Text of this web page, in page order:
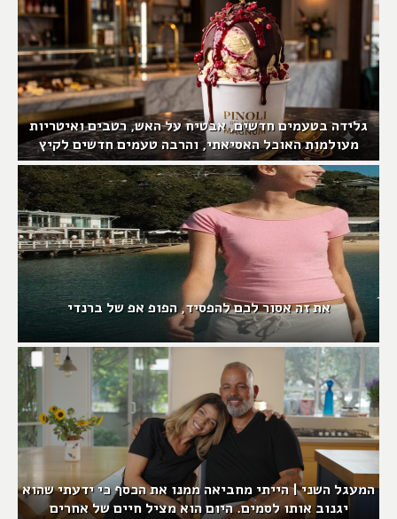
גלידה בטעמים חדשים, אבטיח על האש, רטבים ואיטריות
מעולמות האוכל האסיאתי, והרבה טעמים חדשים לקיץ
את זה אסור לכם להפסיד, הפופ אפ של ברנדי
המעגל השני | הייתי מחביאה ממנו את הכסף כי ידעתי שהוא
יגנוב אותו לסמים. היום הוא מציל חיים של אחרים